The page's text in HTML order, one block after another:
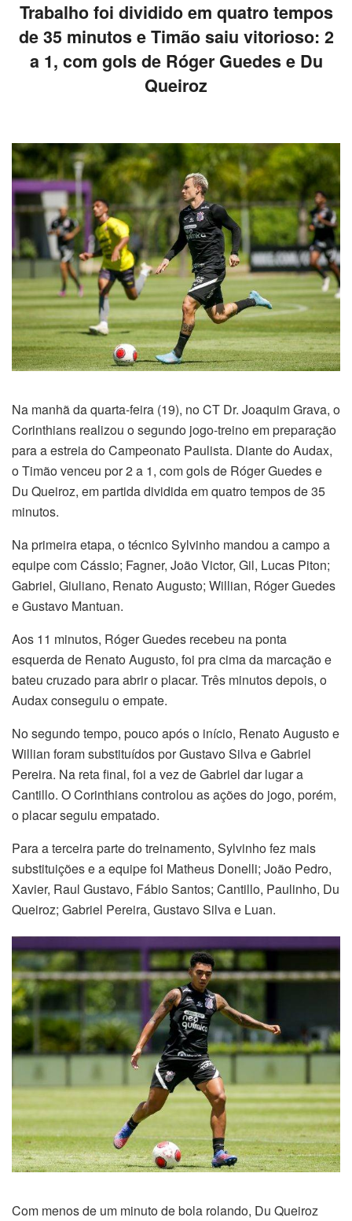
Trabalho foi dividido em quatro tempos
de 35 minutos e Timão saiu vitorioso: 2
a 1, com gols de Róger Guedes e Du
Queiroz
Na manhã da quarta-feira (19), no CT Dr. Joaquim Grava, o
Corinthians realizou o segundo jogo-treino em preparação
para a estreia do Campeonato Paulista. Diante do Audax,
o Timão venceu por 2 a 1, com gols de Róger Guedes e
Du Queiroz, em partida dividida em quatro tempos de 35
minutos.
Na primeira etapa, o técnico Sylvinho mandou a campo a
equipe com Cássio; Fagner, João Victor, Gil, Lucas Piton;
Gabriel, Giuliano, Renato Augusto; Willian, Róger Guedes
e Gustavo Mantuan.
Aos 11 minutos, Róger Guedes recebeu na ponta
esquerda de Renato Augusto, foi pra cima da marcação e
bateu cruzado para abrir o placar. Três minutos depois, o
Audax conseguiu o empate.
No segundo tempo, pouco após o início, Renato Augusto e
Willian foram substituídos por Gustavo Silva e Gabriel
Pereira. Na reta final, foi a vez de Gabriel dar lugar a
Cantillo. O Corinthians controlou as ações do jogo, porém,
o placar seguiu empatado.
Para a terceira parte do treinamento, Sylvinho fez mais
substituições e a equipe foi Matheus Donelli; João Pedro,
Xavier, Raul Gustavo, Fábio Santos; Cantillo, Paulinho, Du
Queiroz; Gabriel Pereira, Gustavo Silva e Luan.
Com menos de um minuto de bola rolando, Du Queiroz